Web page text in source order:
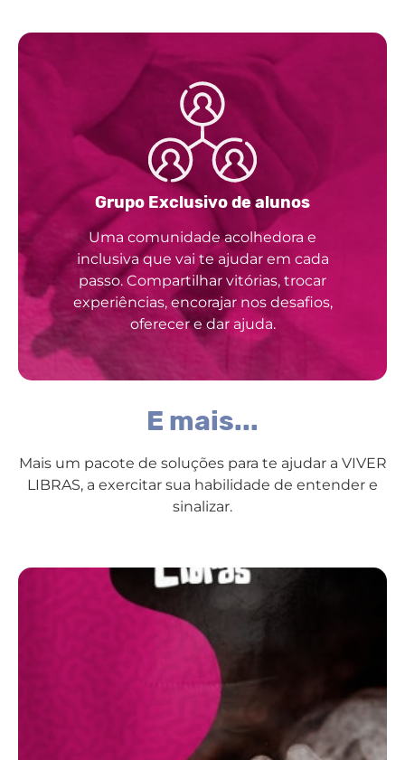
Grupo Exclusivo de alunos
Uma comunidade acolhedora e
inclusiva que vai te ajudar em cada
passo. Compartilhar vitórias, trocar
experiências, encorajar nos desafios,
oferecer e dar ajuda.
E mais...
Mais um pacote de soluções para te ajudar a VIVER
LIBRAS, a exercitar sua habilidade de entender e
sinalizar.